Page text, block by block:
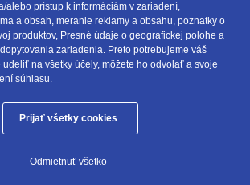
11
šátky24
E-mail:obchod@anod.sk
súbory cookie.
alebo prístup k informáciám v zariadení,
a obsah, meranie reklamy a obsahu, poznatky o
produktov, Presné údaje o geografickej polohe a
zariadenia. Preto potrebujeme váš
na všetky účely, môžete ho odvolať a svoje
súhlasu.
Prijať všetky cookies
Odmietnuť všetko